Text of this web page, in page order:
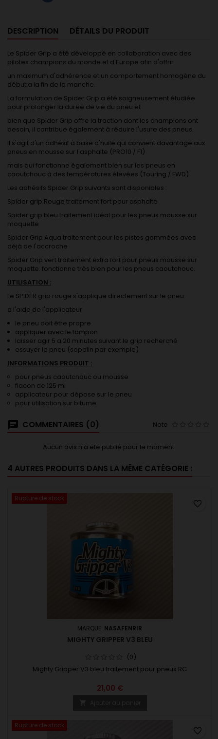
DESCRIPTION DÉTAILS DU PRODUIT
Le Spider Grip a été développé en collaboration avec des
pilotes champions du monde et d'Europe afin d'offrir
un maximum d'adhérence et un comportement homogène du
début a la fin de la manche.
La formulation de Spider Grip a été soigneusement étudiée
pour prolonger la durée de vie du pneu et
bien que Spider Grip offre la traction dont les champions ont
besoin, il contribue également à réduire l'usure des pneus.
Il s'agit d'un adhésif à base d'huile qui convient davantage aux
pneus en mousse sur l'asphalte (PRO10 / F1)
mais qui fonctionne également bien sur les pneus en
caoutchouc à des températures élevées (Touring / FWD)
Les adhésifs Spider Grip suivants sont disponibles :
Spider grip Rouge traitement fort pour asphalte
Spider grip bleu traitement idéal pour les pneus mousse sur
moquette
Spider Grip Aqua traitement pour les pistes gommées avec
déjà de l'accroche
Spider Grip vert traitement extra fort pour pneus mousse sur
moquette. fonctionne très bien pour les pneus caoutchouc.
UTILISATION :
Le SPIDER grip rouge s'applique directement sur le pneu
a l'aide de l'applicateur
le pneu doit être propre
appliquer avec le tampon
laisser agir 5 a 20 minutes suivant le grip recherché
essuyer le pneu (sopalin par exemple)
INFORMATIONS PRODUIT :
pour pneus caoutchouc ou mousse
flacon de 125 ml
applicateur pour dépose sur le pneu
pour utilisation sur bitume
COMMENTAIRES (0) Note
Aucun avis n'a été publié pour le moment.
4 AUTRES PRODUITS DANS LA MÊME CATÉGORIE :
Rupture de stock
MARQUE: NASAFENRIR
MIGHTY GRIPPER V3 BLEU
(0)
Mighty Gripper V3 bleu traitement pour pneus RC
21,00 €
favorite_border
Rupture de stock
favorite_border